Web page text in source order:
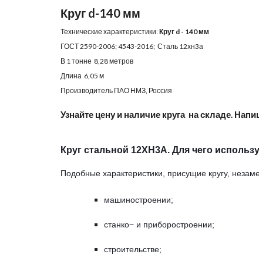
Круг d-140 мм
Технические характеристики:Круг d - 140 мм
ГОСТ 2590-2006; 4543-2016; Сталь 12хн3а
В 1 тонне 8,28 метров
Длина 6,05 м
Производитель ПАО НМЗ, Россия
Узнайте цену и наличие круга на складе.
Круг стальной 12ХН3А. Для чего
Подобные характеристики, присущие кругу,
машиностроении;
станко− и приборостроении;
строительстве;